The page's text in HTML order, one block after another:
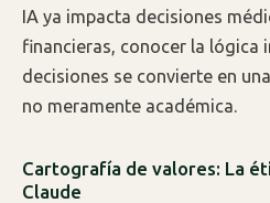
IA ya impacta decisiones
financieras, conocer la lógica
decisiones se convierte en
no meramente académica.
Cartografía de valores: La
Claude